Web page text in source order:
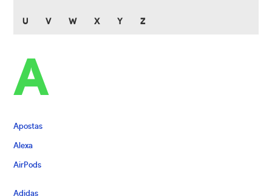
U V W X Y Z
A
Apostas
Alexa
AirPods
Adidas